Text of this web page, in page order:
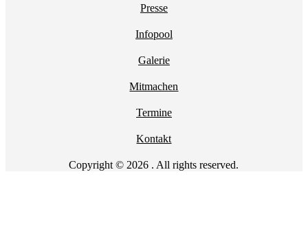
Presse
Infopool
Galerie
Mitmachen
Termine
Kontakt
Copyright © 2026 . All rights reserved.